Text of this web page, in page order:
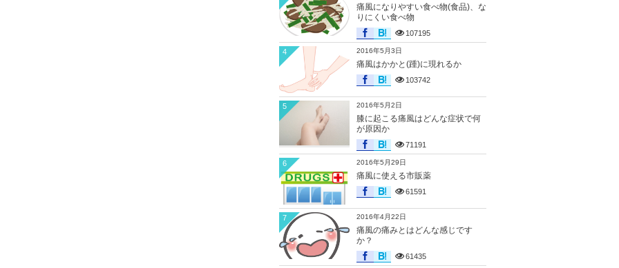
痛風になりやすい食べ物(食品)、な
りにくい食べ物
107195
2016年5月3日
痛風はかかと(踵)に現れるか
103742
4
2016年5月2日
膝に起こる痛風はどんな症状で何
が原因か
71191
5
2016年5月29日
痛風に使える市販薬
61591
6
2016年4月22日
痛風の痛みとはどんな感じです
か？
61435
7